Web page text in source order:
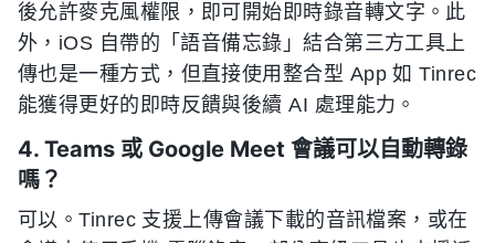
後允許麥克風權限，即可開始即時錄音轉文字。此
外，iOS 自帶的「語音備忘錄」結合第三方工具上
傳也是一種方式，但直接使用整合型 App 如 Tinrec
能獲得更好的即時反饋與後續 AI 處理能力。
4. Teams 或 Google Meet 會議可以自動轉錄
嗎？
可以。Tinrec 支援上傳會議下載的音訊檔案，或在